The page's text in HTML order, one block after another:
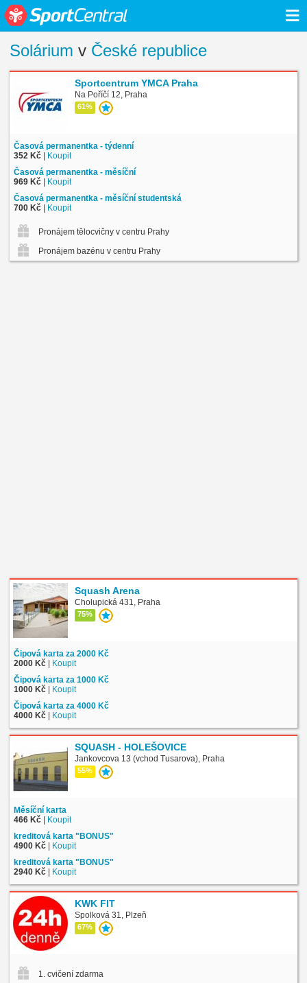
≡
Solárium v České republice
Sportcentrum YMCA Praha
Na Poříčí 12, Praha
61%
Časová permanentka - týdenní
352 Kč | Koupit
Časová permanentka - měsíční
969 Kč | Koupit
Časová permanentka - měsíční studentská
700 Kč | Koupit
Pronájem tělocvičny v centru Prahy
Pronájem bazénu v centru Prahy
Squash Arena
Cholupická 431, Praha
75%
Čipová karta za 2000 Kč
2000 Kč | Koupit
Čipová karta za 1000 Kč
1000 Kč | Koupit
Čipová karta za 4000 Kč
4000 Kč | Koupit
SQUASH - HOLEŠOVICE
Jankovcova 13 (vchod Tusarova), Praha
55%
Měsíční karta
466 Kč | Koupit
kreditová karta "BONUS"
4900 Kč | Koupit
kreditová karta "BONUS"
2940 Kč | Koupit
KWK FIT
Spolková 31, Plzeň
67%
1. cvičení zdarma